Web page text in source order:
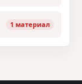
1 материал